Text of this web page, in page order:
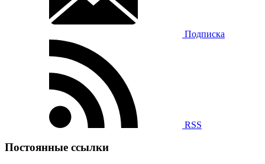
Подписка
RSS
Постоянные ссылки